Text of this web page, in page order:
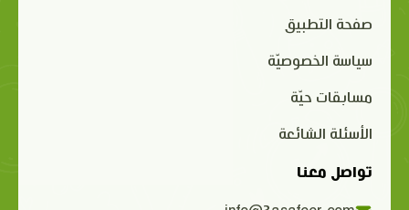
صفحة التطبيق
سياسة الخصوصيّة
مسابقات حيّة
الأسئلة الشائعة
تواصل معنا